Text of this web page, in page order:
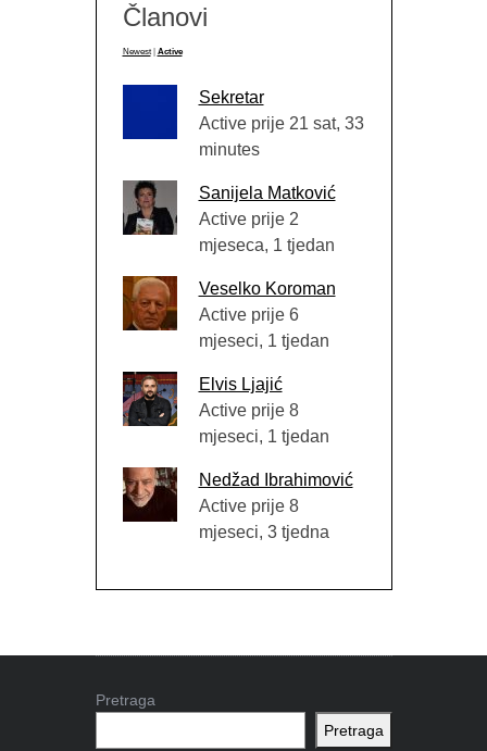
Članovi
Newest Active
Sekretar
Active prije 21 sat, 33
minutes
Sanijela Matković
Active prije 2
mjeseca, 1 tjedan
Veselko Koroman
Active prije 6
mjeseci, 1 tjedan
Elvis Ljajić
Active prije 8
mjeseci, 1 tjedan
Nedžad Ibrahimović
Active prije 8
mjeseci, 3 tjedna
Pretraga
Pretraga